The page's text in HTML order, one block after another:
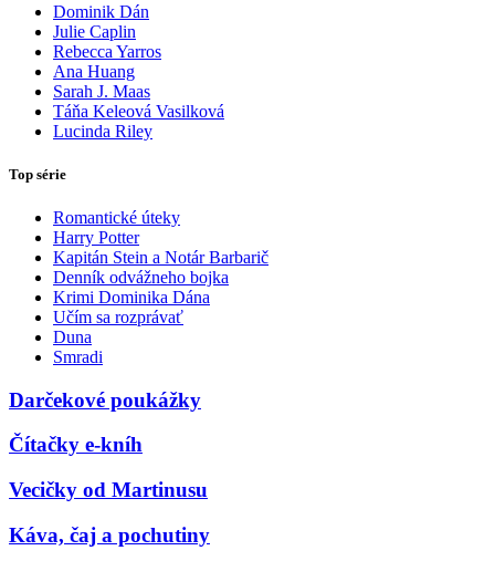
Dominik Dán
Julie Caplin
Rebecca Yarros
Ana Huang
Sarah J. Maas
Táňa Keleová Vasilková
Lucinda Riley
Top série
Romantické úteky
Harry Potter
Kapitán Stein a Notár Barbarič
Denník odvážneho bojka
Krimi Dominika Dána
Učím sa rozprávať
Duna
Smradi
Darčekové poukážky
Čítačky e-kníh
Vecičky od Martinusu
Káva, čaj a pochutiny